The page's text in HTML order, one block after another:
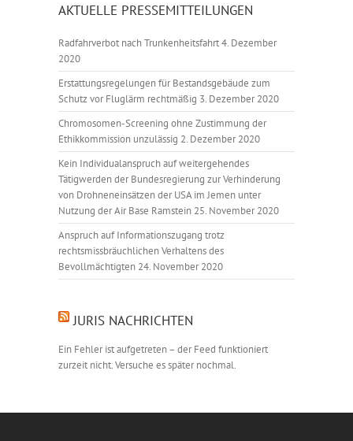
AKTUELLE PRESSEMITTEILUNGEN
Radfahrverbot nach Trunkenheitsfahrt4. Dezember
2020
Erstattungsregelungen für Bestandsgebäude zum
Schutz vor Fluglärm rechtmäßig 3. Dezember 2020
Chromosomen-Screening ohne Zustimmung der
Ethikkommission unzulässig 2. Dezember 2020
Kein Individualanspruch auf weitergehendes
Tätigwerden der Bundesregierung zur Verhinderung
von Drohneneinsätzen der USA im Jemen unter
Nutzung der Air Base Ramstein 25. November 2020
Anspruch auf Informationszugang trotz
rechtsmissbräuchlichen Verhaltens des
Bevollmächtigten 24. November 2020
JURIS NACHRICHTEN
Ein Fehler ist aufgetreten – der Feed funktioniert
zurzeit nicht. Versuche es später nochmal.